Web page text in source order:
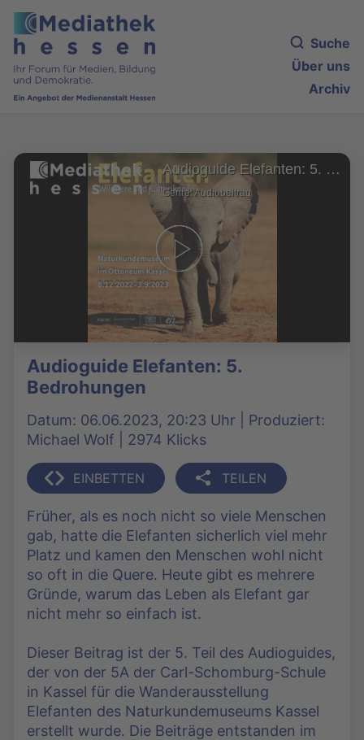
Suche
Über uns
Archiv
Audioguide Elefanten: 5. Bedrohungen
Genre: Audiobeitrag
Audioguide Elefanten: 5.
Bedrohungen
Datum: 06.06.2023, 20:23 Uhr | Produziert:
Michael Wolf | 2974 Klicks
EINBETTEN TEILEN
Früher, als es noch nicht so viele Menschen
gab, hatte die Elefanten sicherlich viel mehr
Platz und kamen den Menschen wohl nicht
so oft in die Quere. Heute gibt es mehrere
Gründe, warum das Leben als Elefant gar
nicht mehr so einfach ist.
Dieser Beitrag ist der 5. Teil des Audioguides,
der von der 5A der Carl-Schomburg-Schule
in Kassel für die Wanderausstellung
Elefanten des Naturkundemuseums Kassel
erstellt wurde. Die Beiträge entstanden im